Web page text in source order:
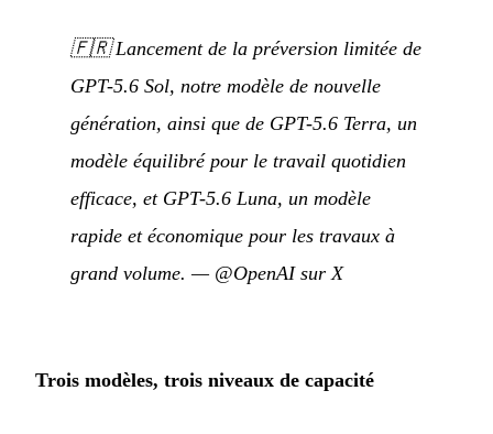
🇫🇷Lancement de la préversion limitée de
GPT-5.6 Sol, notre modèle de nouvelle
génération, ainsi que de GPT-5.6 Terra, un
modèle équilibré pour le travail quotidien
efficace, et GPT-5.6 Luna, un modèle
rapide et économique pour les travaux à
grand volume. — @OpenAI sur X
Trois modèles, trois niveaux de capacité